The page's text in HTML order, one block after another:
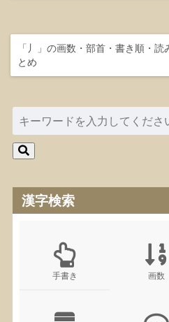
「丿」の画数・部首・書き順・読
とめ
漢字検索
手書き 画数